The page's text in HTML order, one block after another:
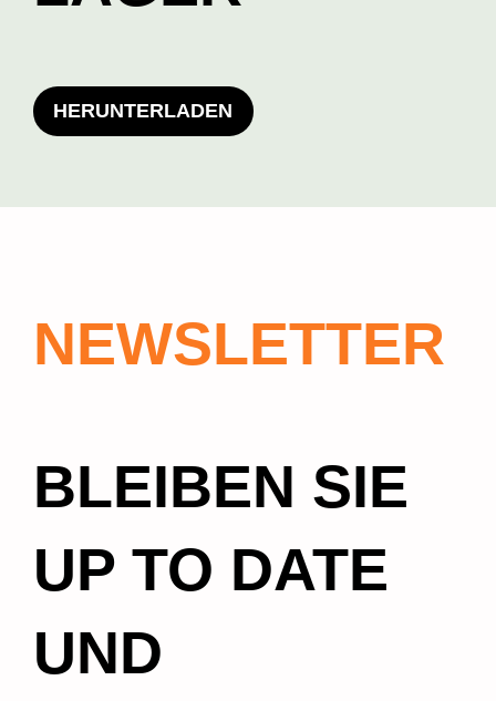
HERUNTERLADEN
NEWSLETTER
BLEIBEN SIE
UP TO DATE
UND